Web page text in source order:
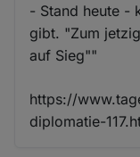
- Stand heute -
gibt. "Zum
auf Sieg""
https://
diplomatie-